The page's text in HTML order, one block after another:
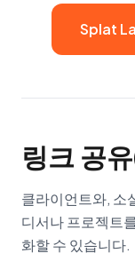
Splat
링크 공
클라이언트와, 소
디서나 프로젝트
화할 수 있습니다.